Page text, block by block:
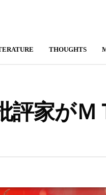
THOUGHTS
評家がＭ